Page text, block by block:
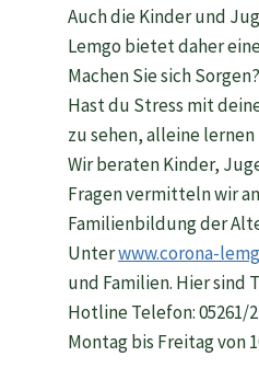
Auch die Kinder und
Lemgo bietet daher
Machen Sie sich
Hast du Stress mit
zu sehen, alleine
Wir beraten Kinder,
Fragen vermitteln wir
Familienbildung der
Unterwww.corona-
und Familien. Hier sind
Hotline Telefon: 05261/
Montag bis Freitag von